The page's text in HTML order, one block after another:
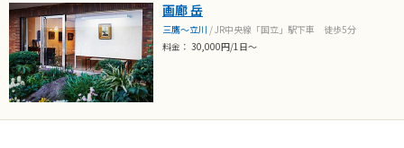
画廊 岳
三鷹～立川 / JR中央線「国立」駅下車 徒歩5分
料金： 30,000円/1日～